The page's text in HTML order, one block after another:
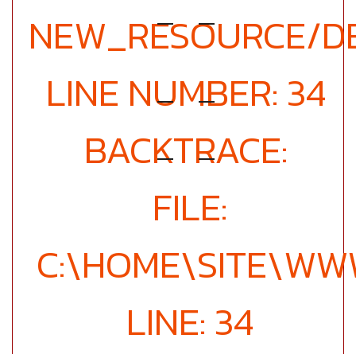
NEW_RESOURCE/
LINE NUMBER: 34
BACKTRACE:
FILE:
LINE: 34